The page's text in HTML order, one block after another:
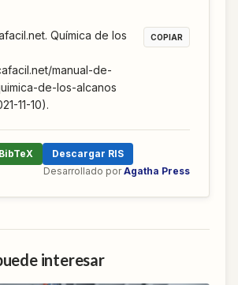
Química de los
manual-de-
de-los-alcanos
11-10).
COPIAR
Descargar RIS
Desarrollado por Agatha Press
interesar